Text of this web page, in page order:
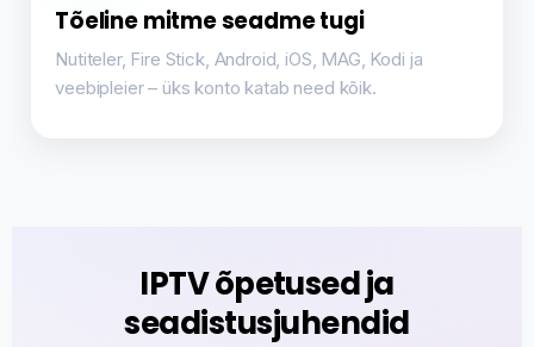
Tõeline mitme seadme tugi
Nutiteler, Fire Stick, Android, iOS, MAG, Kodi ja
veebipleier – üks konto katab need kõik.
IPTV õpetused ja
seadistusjuhendid